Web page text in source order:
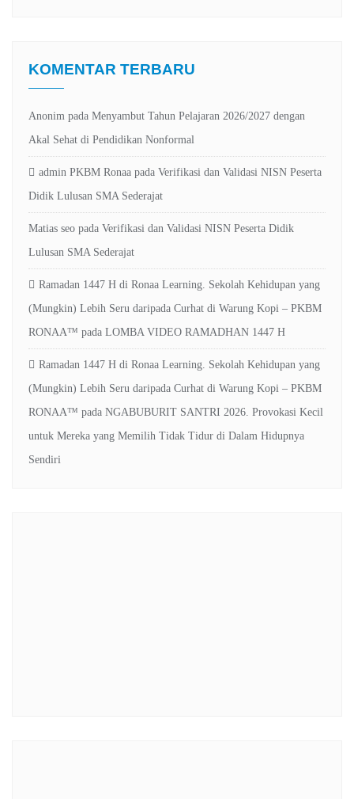
KOMENTAR TERBARU
Anonim pada Menyambut Tahun Pelajaran 2026/2027 dengan
Akal Sehat di Pendidikan Nonformal
admin PKBM Ronaa pada Verifikasi dan Validasi NISN Peserta
Didik Lulusan SMA Sederajat
Matias seo pada Verifikasi dan Validasi NISN Peserta Didik
Lulusan SMA Sederajat
Ramadan 1447 H di Ronaa Learning. Sekolah Kehidupan yang
(Mungkin) Lebih Seru daripada Curhat di Warung Kopi – PKBM
RONAA™ pada LOMBA VIDEO RAMADHAN 1447 H
Ramadan 1447 H di Ronaa Learning. Sekolah Kehidupan yang
(Mungkin) Lebih Seru daripada Curhat di Warung Kopi – PKBM
RONAA™ pada NGABUBURIT SANTRI 2026. Provokasi Kecil
untuk Mereka yang Memilih Tidak Tidur di Dalam Hidupnya
Sendiri